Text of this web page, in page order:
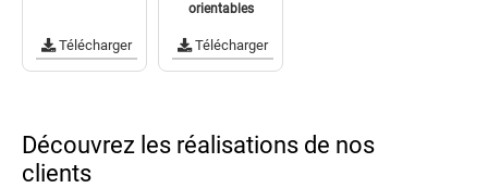
Télécharger
orientables
Télécharger
Découvrez les réalisations de nos
clients